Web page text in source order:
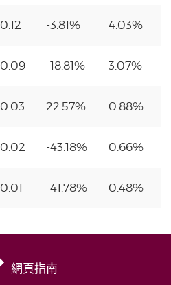
0.12 -3.81% 4.03%
0.09 -18.81% 3.07%
0.03 22.57% 0.88%
0.02 -43.18% 0.66%
0.01 -41.78% 0.48%
網頁指南